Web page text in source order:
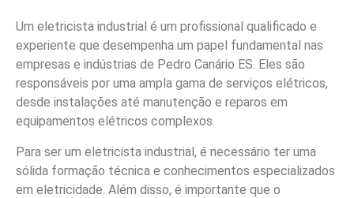
Um eletricista industrial é um profissional qualificado e
experiente que desempenha um papel fundamental nas
empresas e indústrias de Pedro Canário ES. Eles são
responsáveis por uma ampla gama de serviços elétricos,
desde instalações até manutenção e reparos em
equipamentos elétricos complexos.
Para ser um eletricista industrial, é necessário ter uma
sólida formação técnica e conhecimentos especializados
em eletricidade. Além disso, é importante que o